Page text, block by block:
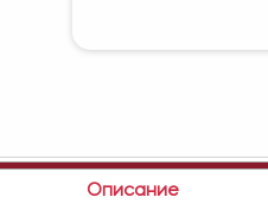
Описание